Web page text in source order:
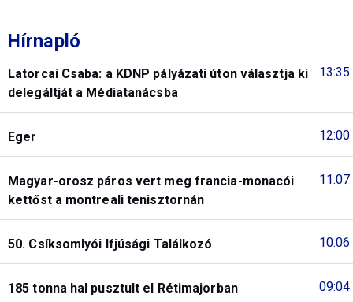
Hírnapló
13:35
Latorcai Csaba: a KDNP pályázati úton választja ki
delegáltját a Médiatanácsba
12:00
Eger
11:07
Magyar-orosz páros vert meg francia-monacói
kettőst a montreali tenisztornán
10:06
50. Csíksomlyói Ifjúsági Találkozó
09:04
185 tonna hal pusztult el Rétimajorban